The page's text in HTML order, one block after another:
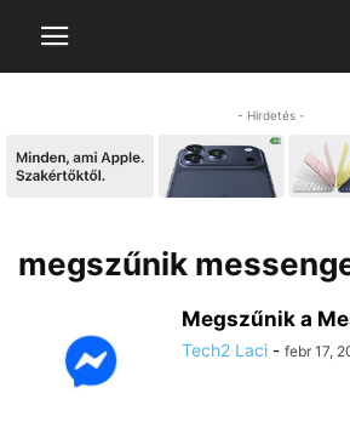
- Hirdetés -
megszűnik
Megszűnik a
Tech2 Laci - febr 17,